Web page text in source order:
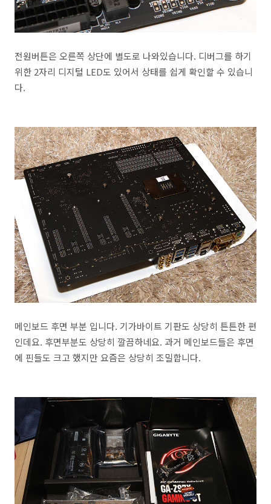
전원버튼은 오른쪽 상단에 별도로 나와있습니다. 디버그를 하기
위한 2자리 디지털 LED도 있어서 상태를 쉽게 확인할 수 있습니
다.
메인보드 후면 부분 입니다. 기가바이트 기판도 상당히 튼튼한 편
인데요. 후면부분도 상당히 깔끔하네요. 과거 메인보드들은 후면
에 핀들도 크고 했지만 요즘은 상당히 조밀합니다.